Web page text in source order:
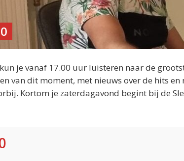
je vanaf 17.00 uur luisteren naar de
van dit moment, met nieuws over de hits
Kortom je zaterdagavond begint bij de